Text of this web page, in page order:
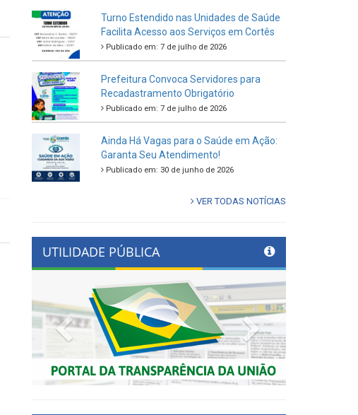
Turno Estendido nas Unidades de Saúde
Facilita Acesso aos Serviços em Cortês
Publicado em: 7 de julho de 2026
Prefeitura Convoca Servidores para
Recadastramento Obrigatório
Publicado em: 7 de julho de 2026
Ainda Há Vagas para o Saúde em Ação:
Garanta Seu Atendimento!
Publicado em: 30 de junho de 2026
VER TODAS NOTÍCIAS
UTILIDADE PÚBLICA
Previous Next